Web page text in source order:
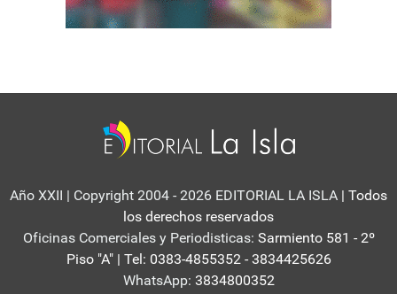
Año XXII | Copyright 2004 - 2026 EDITORIAL LA ISLA | Todos
los derechos reservados
Oficinas Comerciales y Periodisticas: Sarmiento 581 - 2º
Piso "A" | Tel: 0383-4855352 - 3834425626
WhatsApp: 3834800352